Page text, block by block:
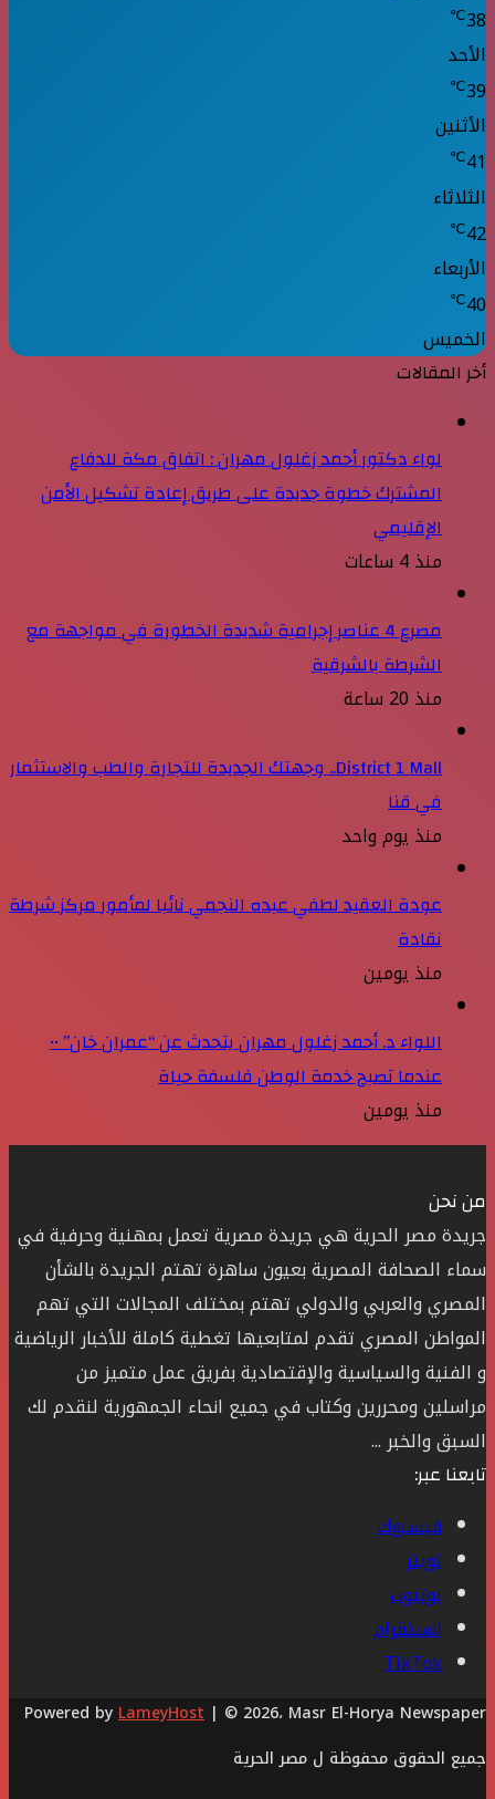
38
℃
الأحد
39
℃
الأثنين
41
℃
الثلاثاء
42
℃
الأربعاء
40
℃
الخميس
أخر المقالات
لواء دكتور أحمد زغلول مهران : اتفاق مكة للدفاع
المشترك خطوة جديدة على طريق إعادة تشكيل الأمن
الإقليمي
منذ 4 ساعات
مصرع 4 عناصر إجرامية شديدة الخطورة في مواجهة مع
الشرطة بالشرقية
منذ 20 ساعة
District 1 Mall.. وجهتك الجديدة للتجارة والطب والاستثمار
في قنا
منذ يوم واحد
عودة العقيد لطفي عبده النجمي نائبا لمأمور مركز شرطة
نقادة
منذ يومين
اللواء د. أحمد زغلول مهران يتحدث عن “عمران خان” ••
عندما تصبح خدمة الوطن فلسفة حياة
منذ يومين
من نحن
جريدة مصر الحرية هي جريدة مصرية تعمل بمهنية وحرفية في
سماء الصحافة المصرية بعيون ساهرة تهتم الجريدة بالشأن
المصري والعربي والدولي تهتم بمختلف المجالات التي تهم
المواطن المصري تقدم لمتابعيها تغطية كاملة للأخبار الرياضية
و الفنية والسياسية والإقتصادية بفريق عمل متميز من
مراسلين ومحررين وكتاب في جميع انحاء الجمهورية لنقدم لك
السبق والخبر ...
تابعنا عبر:
فيسبوك
تويتر
يوتيوب
انستقرام
‫TikTok
Powered byLameyHost | © 2026، Masr El-Horya Newspaper
جميع الحقوق محفوظة ل مصر الحرية